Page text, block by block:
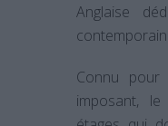
Anglaise
contemporain.
Connu
imposant,